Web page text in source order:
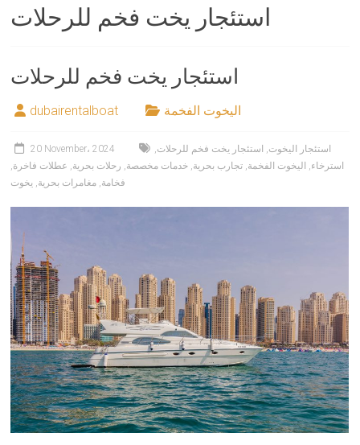
استئجار يخت فخم للرحلات
استئجار يخت فخم للرحلات
dubairentalboat اليخوت الفخمة
20 November، 2024 استئجار اليخوت, استئجار يخت فخم للرحلات,
استرخاء, اليخوت الفخمة, تجارب بحرية, خدمات مخصصة, رحلات بحرية, عطلات فاخرة,
فخامة, مغامرات بحرية, يخوت